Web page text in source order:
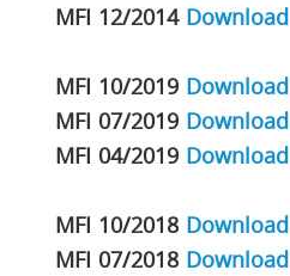
MFI 12/2014 Download
MFI 10/2019 Download
MFI 07/2019 Download
MFI 04/2019 Download
MFI 10/2018 Download
MFI 07/2018 Download